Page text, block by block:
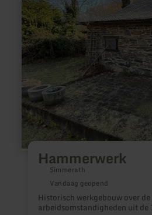
Hammerwerk
Simmerath
Vandaag geopend
Historisch werkgebouw over
arbeidsomstandigheden uit de